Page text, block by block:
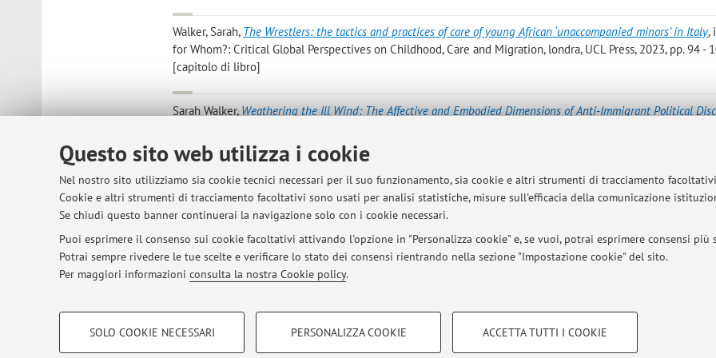
Questo sito web utilizza i cookie
Nel nostro sito utilizziamo sia cookie tecnici necessari per il suo funzionamento, sia cookie e altri strumenti di tracciamento
Cookie e altri strumenti di tracciamento facoltativi sono usati per analisi statistiche, misure sull'efficacia della comunicazione
Se chiudi questo banner continuerai la navigazione solo con i cookie necessari.
Puoi esprimere il consenso sui cookie facoltativi attivando l'opzione in "Personalizza cookie" e, se vuoi, potrai esprimere consensi
Potrai sempre rivedere le tue scelte e verificare lo stato dei consensi rientrando nella sezione "Impostazione cookie" del sito.
Per maggiori informazioni consulta la nostra Cookie policy.
COOKIE DI PROFILAZIONE - FACOLTATIVI COOKIE TECNICI - NECESSARI
SOLO COOKIE NECESSARI PERSONALIZZA COOKIE ACCETTA TUTTI I COOKIE
Walker, Sarah, The Wrestlers: the tactics and practices of care of young African ‘unaccompanied minors’ in Italy,
for Whom?: Critical Global Perspectives on Childhood, Care and Migration, londra, UCL Press, 2023, pp. 94 -
[capitolo di libro]
Sarah Walker,Weathering the Ill Wind: The Affective and Embodied Dimensions of Anti‐Immigrant Political
Beyond Panic? Exploring climate mobilities in Senegal, Guatemala, Cambodia and Kenya - Case study
Open Access
1 2
© 2026 - ALMA MATER STUDIORUM - Università di Bologna - Via Zamboni, 33 - 40126 Bologna - Partita IVA: 01131710376